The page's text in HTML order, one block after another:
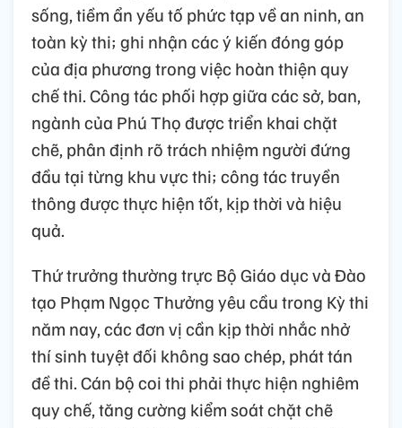
sống, tiềm ẩn yếu tố phức tạp về an ninh, an
toàn kỳ thi; ghi nhận các ý kiến đóng góp
của địa phương trong việc hoàn thiện quy
chế thi. Công tác phối hợp giữa các sở, ban,
ngành của Phú Thọ được triển khai chặt
chẽ, phân định rõ trách nhiệm người đứng
đầu tại từng khu vực thi; công tác truyền
thông được thực hiện tốt, kịp thời và hiệu
quả.
Thứ trưởng thường trực Bộ Giáo dục và Đào
tạo Phạm Ngọc Thưởng yêu cầu trong Kỳ thi
năm nay, các đơn vị cần kịp thời nhắc nhở
thí sinh tuyệt đối không sao chép, phát tán
đề thi. Cán bộ coi thi phải thực hiện nghiêm
quy chế, tăng cường kiểm soát chặt chẽ